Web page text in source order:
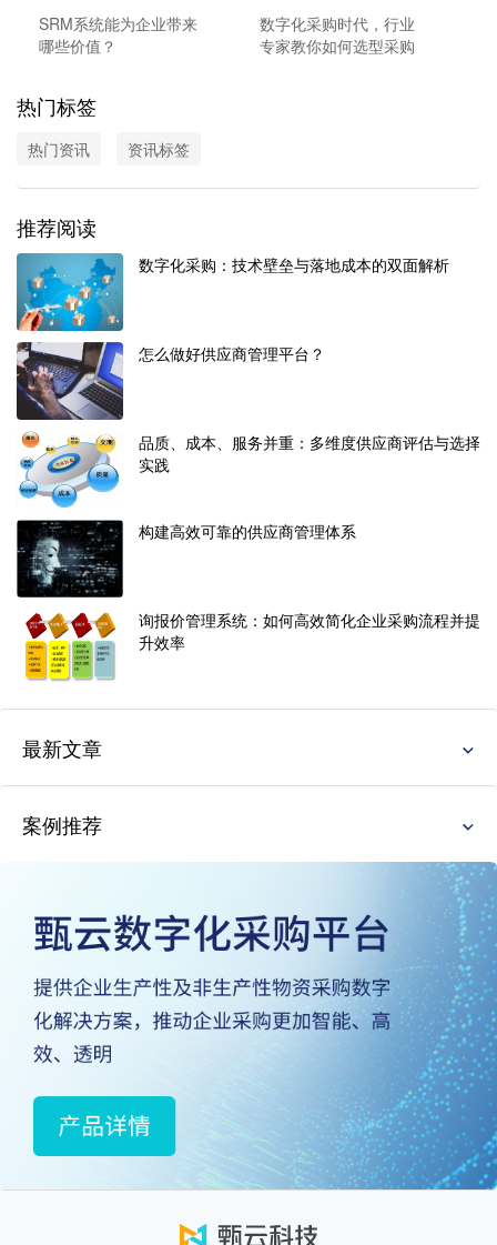
SRM系统能为企业带来
哪些价值？
数字化采购时代，行业
专家教你如何选型采购
热门标签
热门资讯 资讯标签
推荐阅读
数字化采购：技术壁垒与落地成本的双面解析
怎么做好供应商管理平台？
品质、成本、服务并重：多维度供应商评估与选择
实践
构建高效可靠的供应商管理体系
询报价管理系统：如何高效简化企业采购流程并提
升效率
最新文章
案例推荐